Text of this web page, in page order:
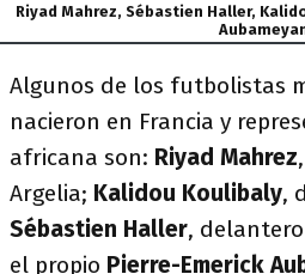
Riyad Mahrez, Sébastien Haller,
Algunos de los futbolistas
nacieron en Francia y
africana son: Riyad Mahrez
Argelia; Kalidou Koulibaly,
Sébastien Haller,
el propio Pierre-Emerick